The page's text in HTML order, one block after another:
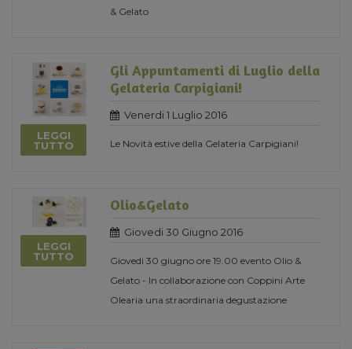
& Gelato
LEGGI
TUTTO
Gli Appuntamenti di Luglio della
Gelateria Carpigiani!
Venerdi 1 Luglio 2016
Le Novità estive della Gelateria Carpigiani!
LEGGI
TUTTO
Olio&Gelato
Giovedi 30 Giugno 2016
Giovedi 30 giugno ore 19.00 evento Olio &
Gelato - In collaborazione con Coppini Arte
Olearia una straordinaria degustazione